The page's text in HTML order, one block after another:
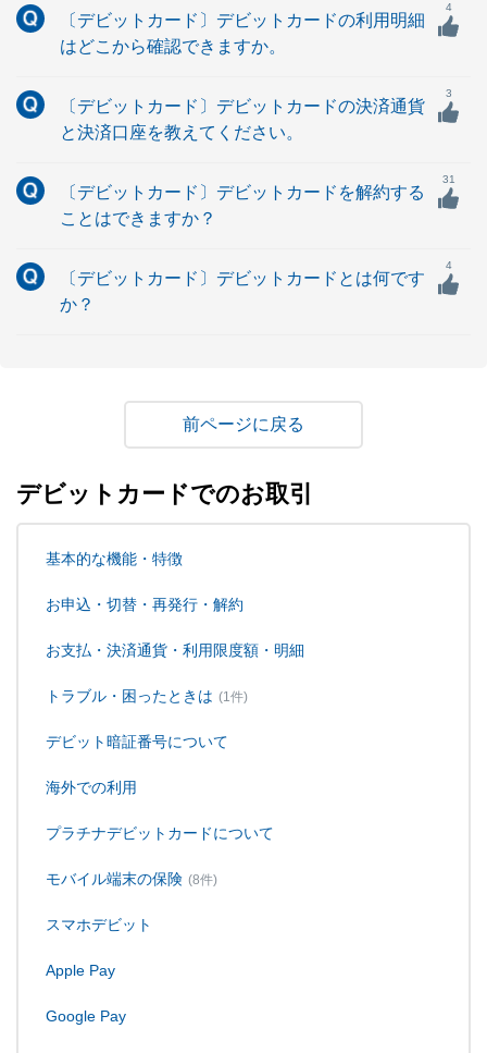
〔デビットカード〕デビットカードの利用明細
はどこから確認できますか。
4
〔デビットカード〕デビットカードの決済通貨
と決済口座を教えてください。
3
〔デビットカード〕デビットカードを解約する
ことはできますか？
31
〔デビットカード〕デビットカードとは何です
か？
4
戻る
デビットカードでのお取引
基本的な機能・特徴
お申込・切替・再発行・解約
お支払・決済通貨・利用限度額・明細
トラブル・困ったときは (1件)
デビット暗証番号について
海外での利用
プラチナデビットカードについて
モバイル端末の保険 (8件)
スマホデビット
Apple Pay
Google Pay